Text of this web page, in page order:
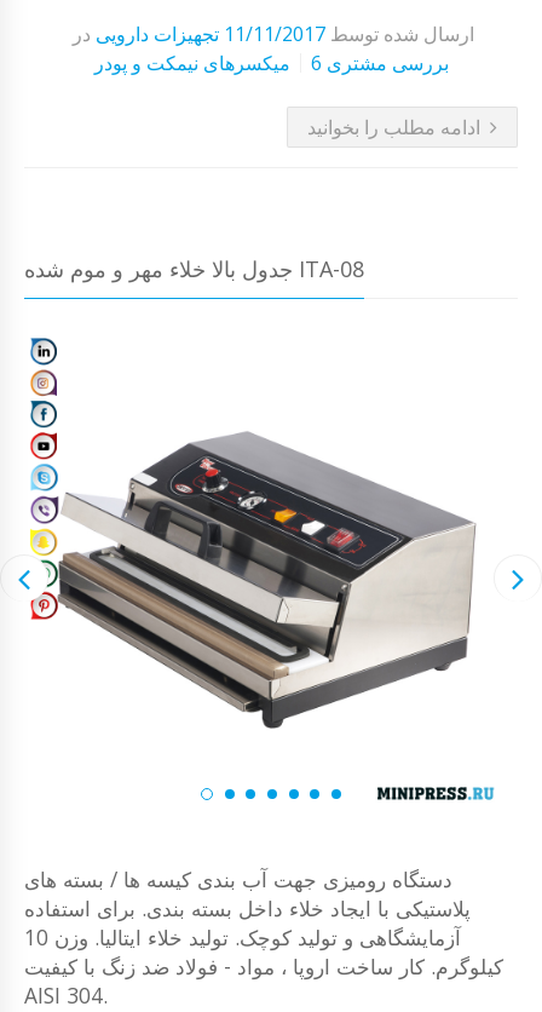
ارسال شده توسط 11/11/2017 تجهیزات دارویی در
میکسرهای نیمکت و پودر
6 بررسی مشتری
ادامه مطلب را بخوانید
جدول بالا خلاء مهر و موم شده ITA-08
دستگاه رومیزی جهت آب بندی کیسه ها / بسته های
پلاستیکی با ایجاد خلاء داخل بسته بندی. برای استفاده
آزمایشگاهی و تولید کوچک. تولید خلاء ایتالیا. وزن 10
کیلوگرم. کار ساخت اروپا ، مواد - فولاد ضد زنگ با کیفیت
AISI 304.